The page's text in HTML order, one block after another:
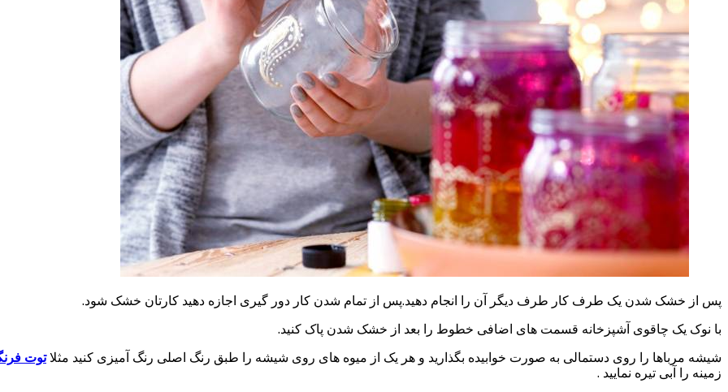
پس از خشک شدن یک طرف کار طرف دیگر آن را انجام دهید.پس از تمام شدن کار دور گیری اجازه دهید کارتان خشک شود.
با نوک یک چاقوی آشپزخانه قسمت های اضافی خطوط را بعد از خشک شدن پاک کنید.
شیشه مرباها را روی دستمالی به صورت خوابیده بگذارید و هر یک از میوه های روی شیشه را طبق رنگ اصلی رنگ آمیزی کنید مثلاتوت
زمینه را آبی تیره نمایید .